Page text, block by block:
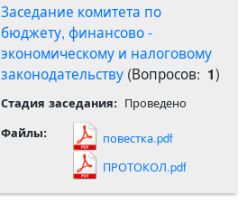
Заседание комитета по
бюджету, финансово -
экономическому и налоговому
законодательству (Вопросов: 1)
Стадия заседания: Проведено
Файлы:
повестка.pdf
ПРОТОКОЛ.pdf